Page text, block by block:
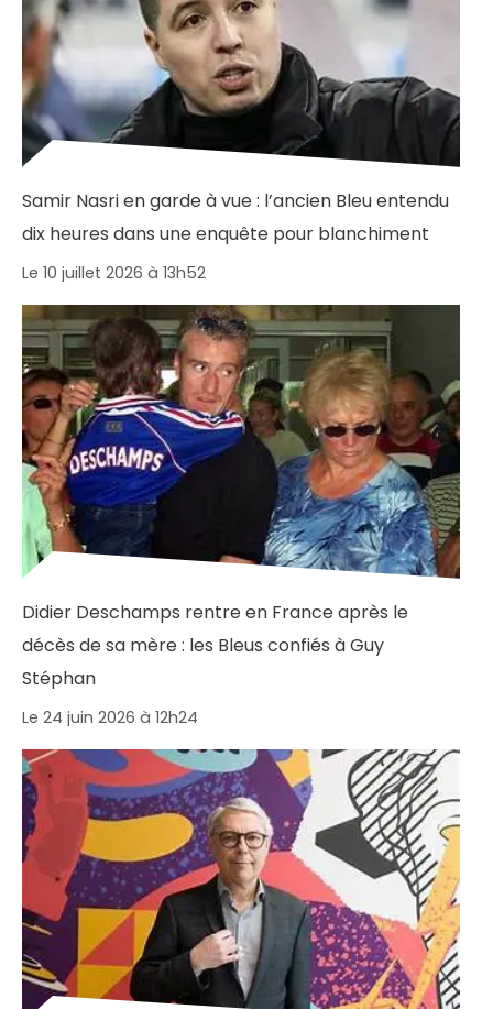
Samir Nasri en garde à vue : l’ancien Bleu entendu
dix heures dans une enquête pour blanchiment
Le 10 juillet 2026 à 13h52
Didier Deschamps rentre en France après le
décès de sa mère : les Bleus confiés à Guy
Stéphan
Le 24 juin 2026 à 12h24